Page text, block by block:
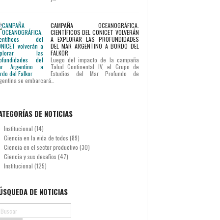
CAMPAÑA OCEANOGRÁFICA.
CIENTÍFICOS DEL CONICET VOLVERÁN
A EXPLORAR LAS PROFUNDIDADES
DEL MAR ARGENTINO A BORDO DEL
FALKOR
Luego del impacto de la campaña
Talud Continental IV, el Grupo de
Estudios del Mar Profundo de
se embarcará…
DE NOTICIAS
Institucional (14)
Ciencia en la vida de todos (89)
Ciencia en el sector productivo (30)
Ciencia y sus desafíos (47)
Institucional (125)
DE NOTICIAS